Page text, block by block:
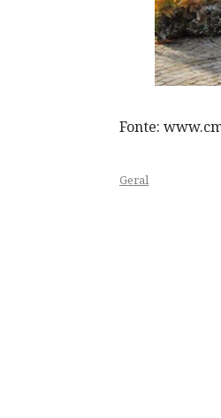
Fonte:
Geral